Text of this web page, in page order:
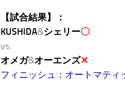
【試合結果】：
KUSHIDA&シェリー〇
vs.
オメガ&オーエンズ✕
フィニッシュ：オートマティ